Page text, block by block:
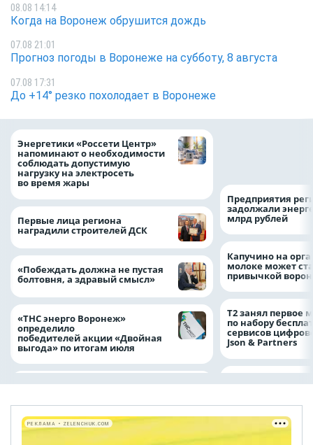
08.08 14:14
Когда на Воронеж обрушится дождь
07.08 21:01
Прогноз погоды в Воронеже на субботу, 8 августа
07.08 17:31
До +14° резко похолодает в Воронеже
Энергетики «Россети Центр»
напоминают о необходимости
соблюдать допустимую
нагрузку на электросеть
во время жары
Первые лица региона
наградили строителей ДСК
«Побеждать должна не пустая
болтовня, а здравый смысл»
«ТНС энерго Воронеж»
определило
победителей акции «Двойная
выгода» по итогам июля
Предприятия
задолжали
млрд рублей
Капучино на
молоке может
привычкой
Т2 занял первое
по набору
сервисов
Json & Partners
РЕКЛАМА • ZELENCHUK.COM